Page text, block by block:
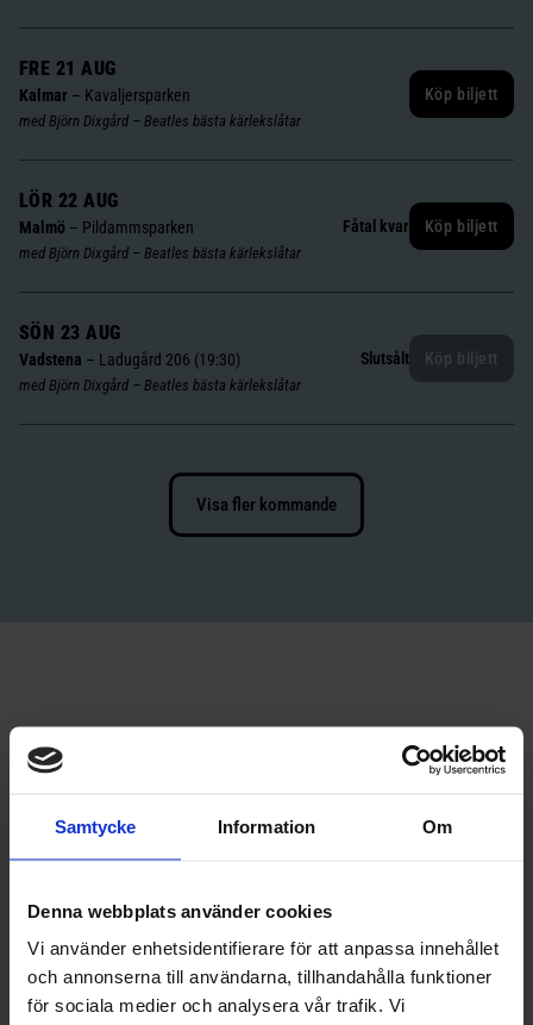
Samtycke Information Om
Denna webbplats använder cookies
Vi använder enhetsidentifierare för att anpassa innehållet
och annonserna till användarna, tillhandahålla funktioner
för sociala medier och analysera vår trafik. Vi
FRE 21 AUG
Kalmar – Kavaljersparken
med Björn Dixgård – Beatles bästa kärlekslåtar
Köp biljett
LÖR 22 AUG
Malmö – Pildammsparken
med Björn Dixgård – Beatles bästa kärlekslåtar
Fåtal kvar Köp biljett
SÖN 23 AUG
Vadstena – Ladugård 206 (19:30)
med Björn Dixgård – Beatles bästa kärlekslåtar
Slutsålt Köp biljett
Visa fler kommande